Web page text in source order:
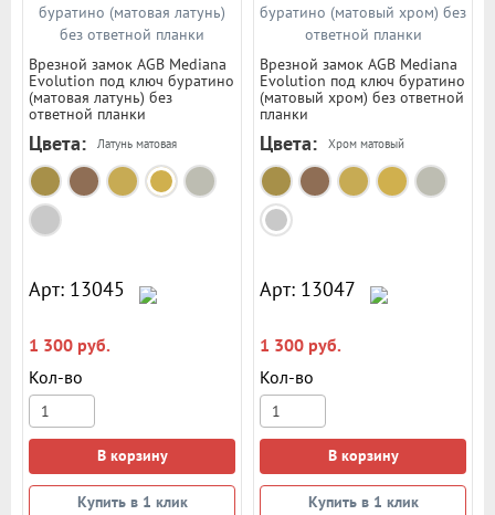
Врезной замок AGB Mediana
Evolution под ключ буратино
(матовая латунь) без
ответной планки
Цвета: Латунь матовая
Арт: 13045
1 300 руб.
Кол-во
В корзину
Купить в 1 клик
Врезной замок AGB Mediana
Evolution под ключ буратино
(матовый хром) без ответной
планки
Цвета: Хром матовый
Арт: 13047
1 300 руб.
Кол-во
В корзину
Купить в 1 клик